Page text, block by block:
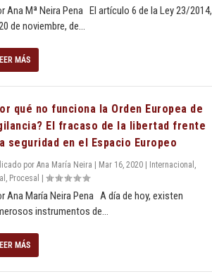
Ana Mª Neira Pena El artículo 6 de la Ley 23/2014,
de noviembre, de...
MÁS
qué no funciona la Orden Europea de
El fracaso de la libertad frente
seguridad en el Espacio Europeo
porAna María Neira Mar 16, 2020 Internacional ,
, Procesal |
Ana María Neira Pena A día de hoy, existen
instrumentos de...
MÁS